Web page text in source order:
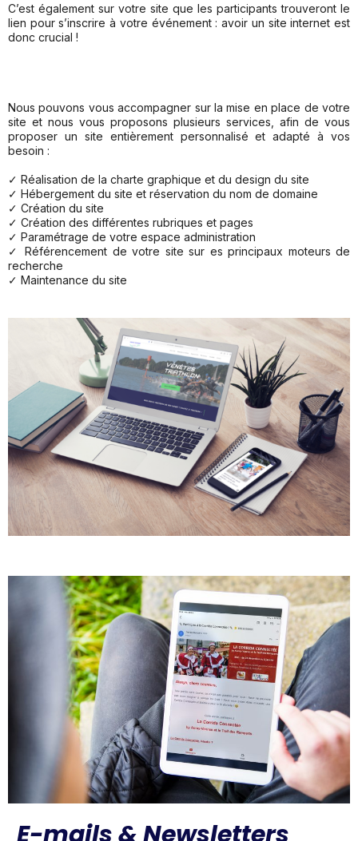
C’est également sur votre site que les participants trouveront le
lien pour s’inscrire à votre événement : avoir un site internet est
donc crucial !
Nous pouvons vous accompagner sur la mise en place de votre
site et nous vous proposons plusieurs services, afin de vous
proposer un site entièrement personnalisé et adapté à vos
besoin :
✓ Réalisation de la charte graphique et du design du site
✓ Hébergement du site et réservation du nom de domaine
✓ Création du site
✓ Création des différentes rubriques et pages
✓ Paramétrage de votre espace administration
✓
Référencement de votre site sur es principaux moteurs de
recherche
✓ Maintenance du site